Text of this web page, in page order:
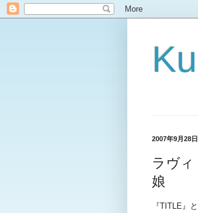
2007年9月28
ラヴ
娘
『TITLE』